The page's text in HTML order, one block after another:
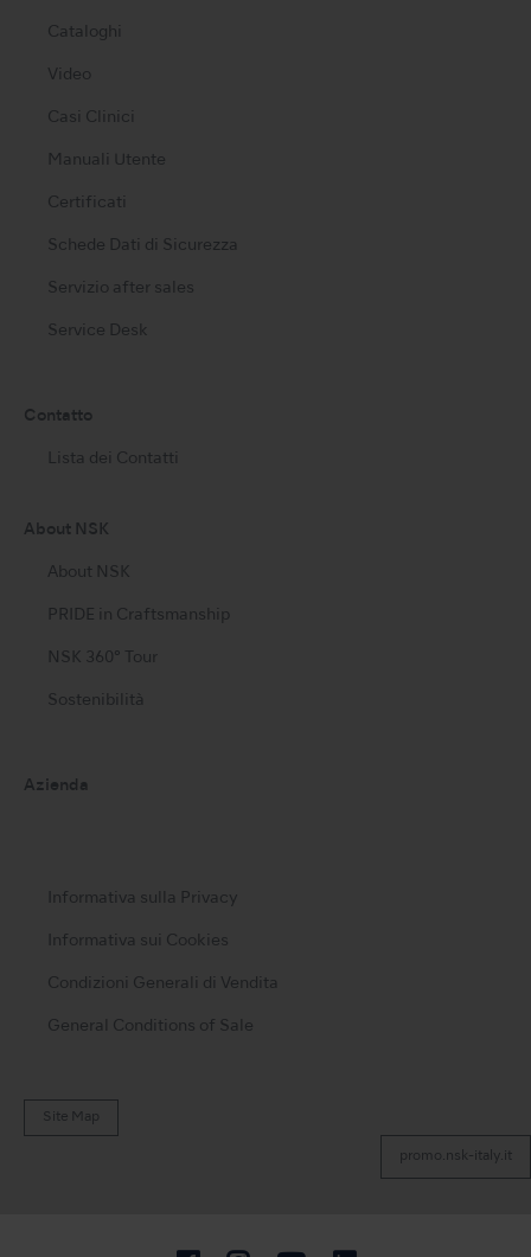
Cataloghi
Video
Casi Clinici
Manuali Utente
Certificati
Schede Dati di Sicurezza
Servizio after sales
Service Desk
Contatto
Lista dei Contatti
About NSK
About NSK
PRIDE in Craftsmanship
NSK 360° Tour
Sostenibilità
Azienda
Informativa sulla Privacy
Informativa sui Cookies
Condizioni Generali di Vendita
General Conditions of Sale
promo.nsk-italy.it
Site Map